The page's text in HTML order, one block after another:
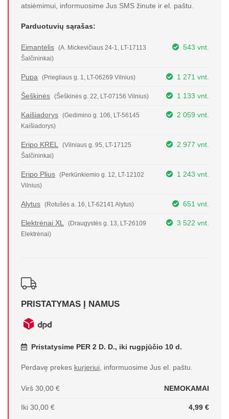
atsiėmimui, informuosime Jus SMS žinute ir el. paštu.
Parduotuvių sąrašas:
Eimantėlis
(A. Mickevičiaus 24-1, LT-17113
Šalčininkai)
543 vnt.
Pupa (Priegliaus g. 1, LT-06269 Vilnius) 1 271 vnt.
Šeškinės (Šeškinės g. 22, LT-07156 Vilnius) 1 133 vnt.
Kaišiadorys
(Gedimino g. 106, LT-56145
Kaišiadorys)
2 059 vnt.
Eripo KREL
(Vilniaus g. 95, LT-17125
Šalčininkai)
2 977 vnt.
Eripo Plius
(Perkūnkiemio g. 12, LT-12102
Vilnius)
1 243 vnt.
Alytus (Rotušės a. 16, LT-62141 Alytus) 651 vnt.
Elektrėnai XL
(Draugystės g. 13, LT-26109
Elektrėnai)
3 522 vnt.
PRISTATYMAS Į NAMUS
Pristatysime PER 2 D. D., iki rugpjūčio 10 d.
Perdavę prekes kurjeriui, informuosime Jus el. paštu.
Virš 30,00 € NEMOKAMAI
Iki 30,00 € 4,99 €